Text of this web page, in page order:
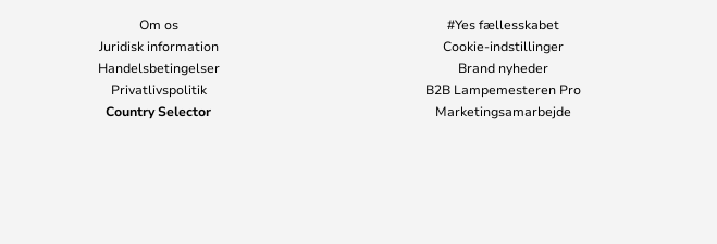
Om os
Juridisk information
Handelsbetingelser
Privatlivspolitik
Country Selector
#Yes fællesskabet
Cookie-indstillinger
Brand nyheder
B2B Lampemesteren Pro
Marketingsamarbejde